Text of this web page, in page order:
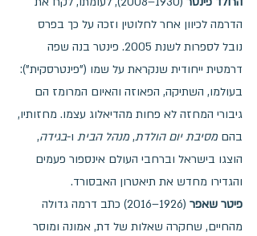
הדרמה לכיוון אחר לחלוטין וזכה על כך בפרס
נובל לספרות לשנת 2005. פינטר בנה שפה
דרמטית ייחודית שנקראת על שמו ("פינטרסקית"):
בעולמו, השתיקה, הפאוזה והאיום המרומז הם
גיבורי המחזה לא פחות מהדיאלוג עצמו. מחזותיו,
בהם מסיבת יום הולדת, מנהל הבית ו-בגידה,
הוצגו בישראל וברחבי העולם אינספור פעמים
והגדירו מחדש את תיאטרון האבסורד.
פיטר שאפר
(1926–2016) כתב דרמה גדולה
מהחיים, שחקרה שאלות של דת, אמונה ומוסר